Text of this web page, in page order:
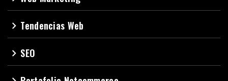
navigate_next Tendencias Web
navigate_next SEO